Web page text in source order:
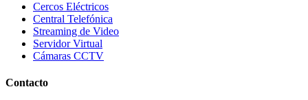
Cercos Eléctricos
Central Telefónica
Streaming de Video
Servidor Virtual
Cámaras CCTV
Contacto